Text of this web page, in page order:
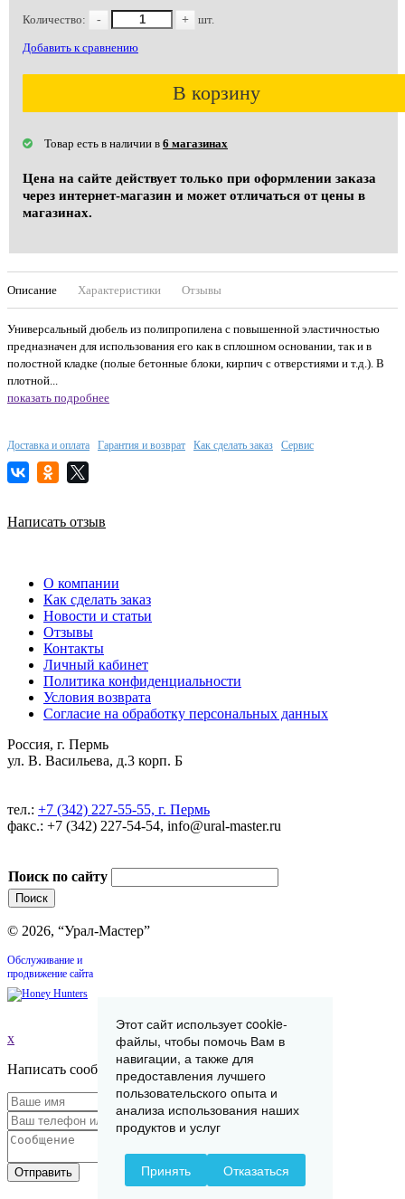
Количество: - + шт.
Добавить к сравнению
В корзину
Товар есть в наличии в 6 магазинах
Цена на сайте действует только при оформлении заказа
через интернет-магазин и может отличаться от цены в
магазинах.
Описание Характеристики Отзывы
Универсальный дюбель из полипропилена с повышенной эластичностью
предназначен для использования его как в сплошном основании, так и в
полостной кладке (полые бетонные блоки, кирпич с отверстиями и т.д.). В
плотной...
показать подробнее
Доставка и оплата Гарантия и возврат Как сделать заказ Сервис
Написать отзыв
О компании
Как сделать заказ
Новости и статьи
Отзывы
Контакты
Личный кабинет
Политика конфиденциальности
Условия возврата
Согласие на обработку персональных данных
Россия, г. Пермь
ул. В. Васильева, д.3 корп. Б
тел.: +7 (342) 227-55-55, г. Пермь
факс.: +7 (342) 227-54-54, info@ural-master.ru
Поиск по сайту
© 2026, “Урал-Мастер”
Обслуживание и
продвижение сайта
x
Написать сообщение
Отправить
Этот сайт использует cookie-
файлы, чтобы помочь Вам в
навигации, а также для
предоставления лучшего
пользовательского опыта и
анализа использования наших
продуктов и услуг
Принять Отказаться